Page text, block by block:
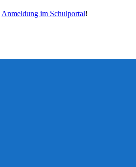
Anmeldung im Schulportal!